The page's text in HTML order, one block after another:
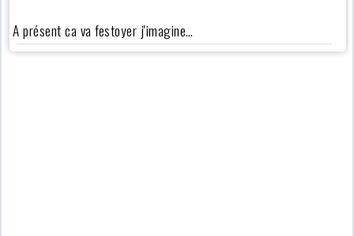
A présent ca va festoyer j'imagine…